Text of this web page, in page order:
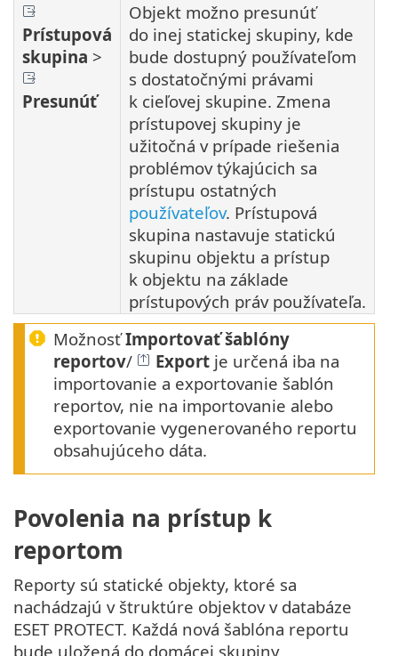
Prístupová
skupina >
Presunúť
Objekt možno presunúť
do inej statickej skupiny, kde
bude dostupný používateľom
s dostatočnými právami
k cieľovej skupine. Zmena
prístupovej skupiny je
užitočná v prípade riešenia
problémov týkajúcich sa
prístupu ostatných
používateľov. Prístupová
skupina nastavuje statickú
skupinu objektu a prístup
k objektu na základe
prístupových práv používateľa.
MožnosťImportovať šablóny
reportov/ Export je určená iba na
importovanie a exportovanie šablón
reportov, nie na importovanie alebo
exportovanie vygenerovaného reportu
obsahujúceho dáta.
Povolenia na prístup k
reportom
Reporty sú statické objekty, ktoré sa
nachádzajú v štruktúre objektov v databáze
ESET PROTECT. Každá nová šablóna reportu
bude uložená do domácej skupiny